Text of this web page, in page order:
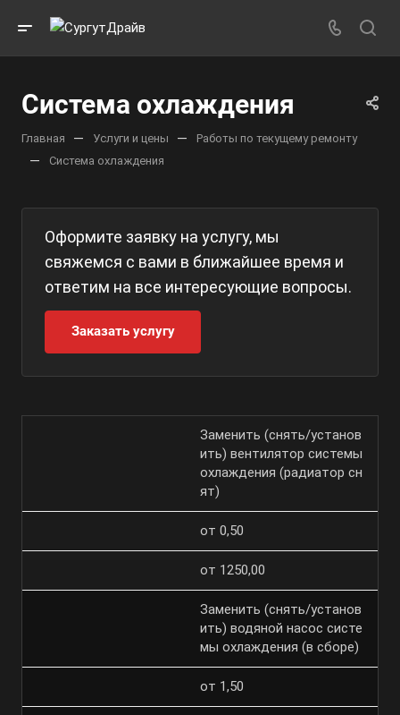
Система охлаждения
Главная — Услуги и цены — Работы по текущему ремонту
— Система охлаждения
Оформите заявку на услугу, мы
свяжемся с вами в ближайшее время и
ответим на все интересующие вопросы.
Заказать услугу
Заменить (снять/установ
ить) вентилятор системы
охлаждения (радиатор сн
ят)
от 0,50
от 1250,00
Заменить (снять/установ
ить) водяной насос систе
мы охлаждения (в сборе)
от 1,50